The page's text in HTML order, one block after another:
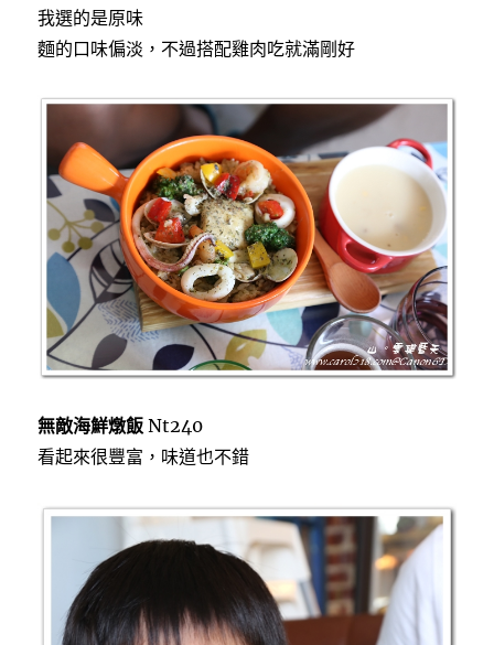
我選的是原味
麵的口味偏淡，不過搭配雞肉吃就滿剛好
無敵海鮮燉飯 Nt240
看起來很豐富，味道也不錯